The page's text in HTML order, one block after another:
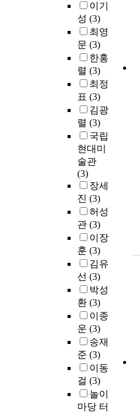
이기
성 (3)
최영
문 (3)
한홍
렬 (3)
최정
표 (3)
김광
렬 (3)
국립
현대미
술관
(3)
장세
진 (3)
허성
관 (3)
이장
훈 (3)
김유
선 (3)
박성
환 (3)
이종
운 (3)
송재
준 (3)
이동
걸 (3)
놀이
마당 터